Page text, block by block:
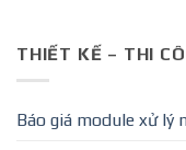
THIẾT KẾ – THI
Báo giá module xử lý